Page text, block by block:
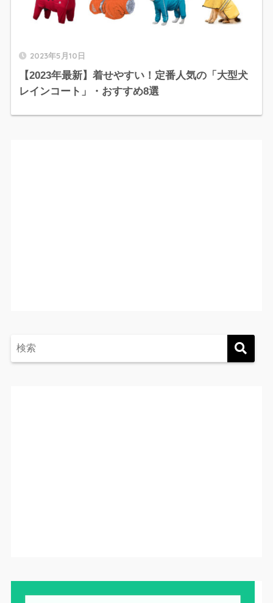
2023年5月10日
【2023年最新】着せやすい！定番人気の「大型犬
レインコート」・おすすめ8選